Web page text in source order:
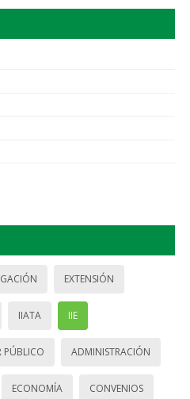
EXTENSIÓN
IIATA IIE
PÚBLICO ADMINISTRACIÓN
ECONOMÍA CONVENIOS